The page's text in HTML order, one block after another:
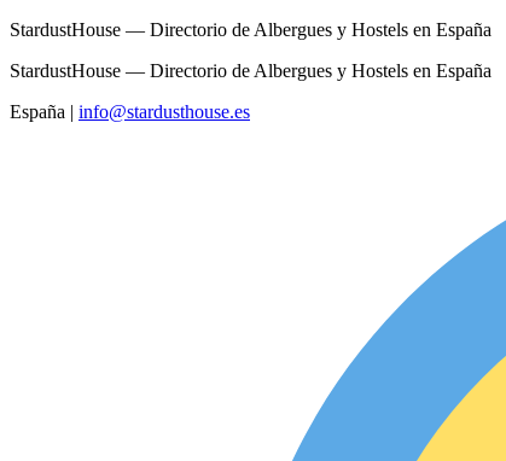
StardustHouse — Directorio de Albergues y Hostels en España
StardustHouse — Directorio de Albergues y Hostels en España
España | info@stardusthouse.es